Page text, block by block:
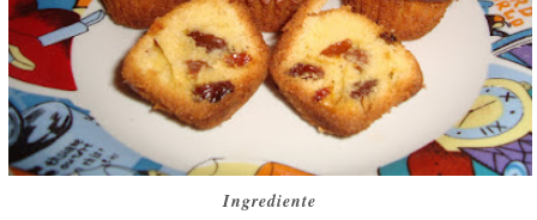
Ingrediente